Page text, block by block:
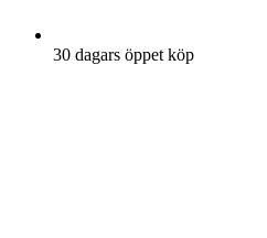
30 dagars öppet köp